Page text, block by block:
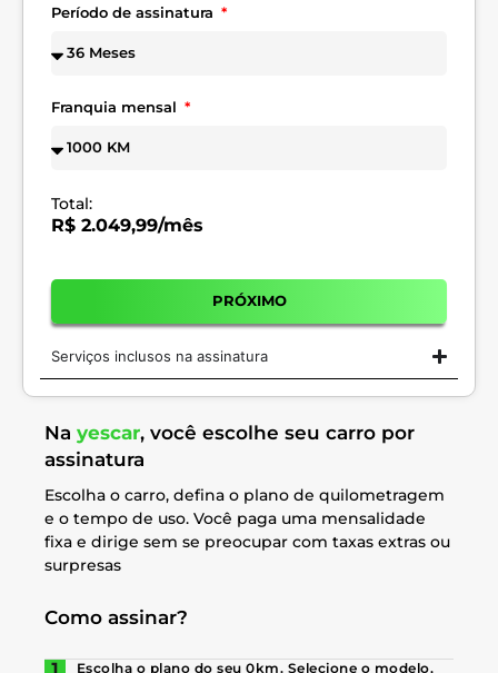
Período de assinatura
Franquia mensal
Total:
R$ 2.049,99/mês
PRÓXIMO
Serviços inclusos na assinatura
Na yescar, você escolhe seu carro por
assinatura
Escolha o carro, defina o plano de quilometragem
e o tempo de uso. Você paga uma mensalidade
fixa e dirige sem se preocupar com taxas extras ou
surpresas
Como assinar?
Escolha o plano do seu 0km. Selecione o modelo,